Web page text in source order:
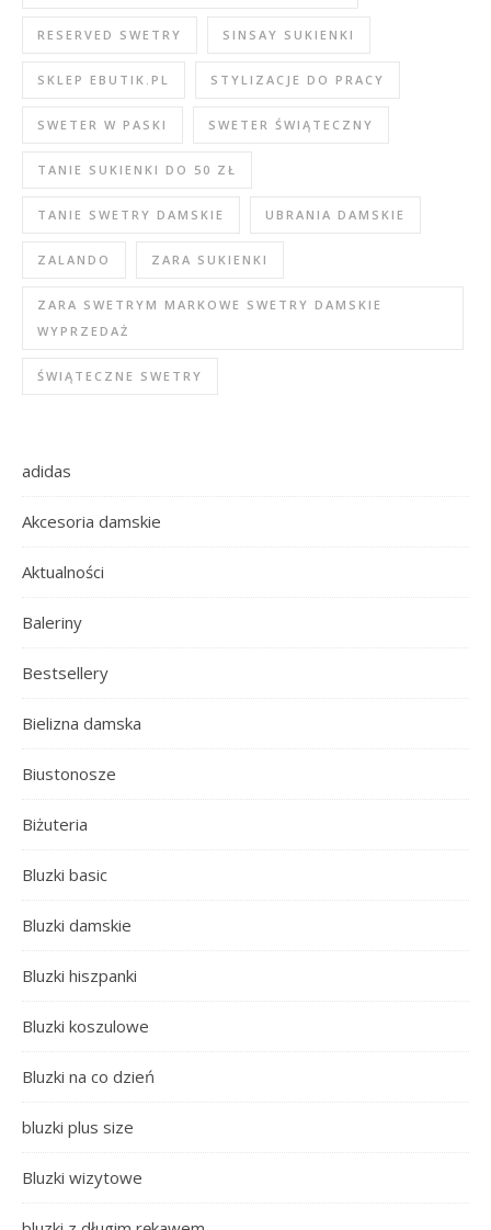
RESERVED SWETRY SINSAY SUKIENKI
SKLEP EBUTIK.PL STYLIZACJE DO PRACY
SWETER W PASKI SWETER ŚWIĄTECZNY
TANIE SUKIENKI DO 50 ZŁ
TANIE SWETRY DAMSKIE UBRANIA DAMSKIE
ZALANDO ZARA SUKIENKI
ZARA SWETRYM MARKOWE SWETRY DAMSKIE
WYPRZEDAŻ
ŚWIĄTECZNE SWETRY
adidas
Akcesoria damskie
Aktualności
Baleriny
Bestsellery
Bielizna damska
Biustonosze
Biżuteria
Bluzki basic
Bluzki damskie
Bluzki hiszpanki
Bluzki koszulowe
Bluzki na co dzień
bluzki plus size
Bluzki wizytowe